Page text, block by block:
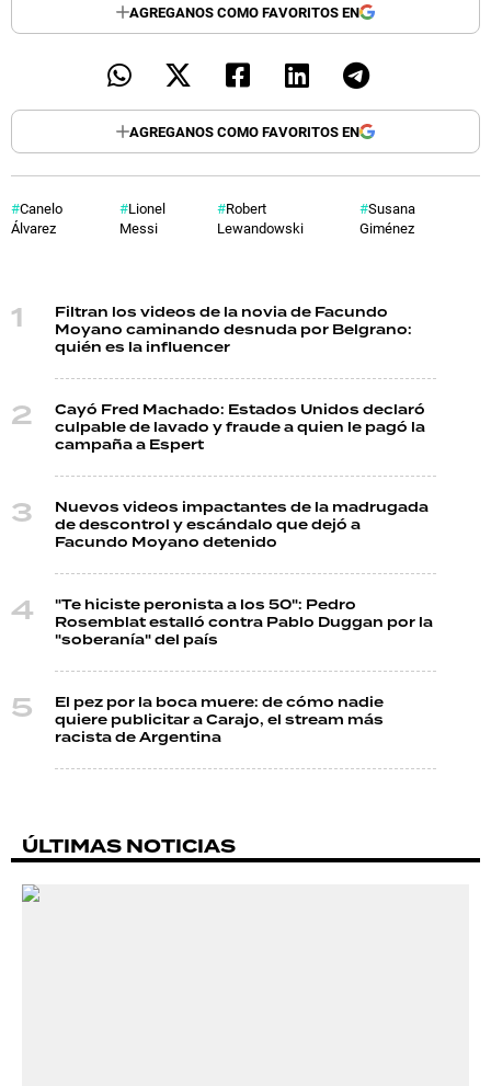
AGREGANOS COMO FAVORITOS EN
AGREGANOS COMO FAVORITOS EN
Canelo
Álvarez
Lionel
Messi
Robert
Lewandowski
Susana
Giménez
Filtran los videos de la novia de Facundo
Moyano caminando desnuda por Belgrano:
quién es la influencer
Cayó Fred Machado: Estados Unidos declaró
culpable de lavado y fraude a quien le pagó la
campaña a Espert
Nuevos videos impactantes de la madrugada
de descontrol y escándalo que dejó a
Facundo Moyano detenido
"Te hiciste peronista a los 50": Pedro
Rosemblat estalló contra Pablo Duggan por la
"soberanía" del país
El pez por la boca muere: de cómo nadie
quiere publicitar a Carajo, el stream más
racista de Argentina
ÚLTIMAS NOTICIAS